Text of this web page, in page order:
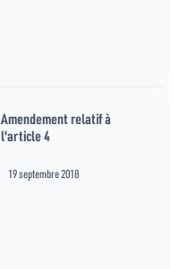
Amendement relatif à
l'article 4
19 septembre 2018